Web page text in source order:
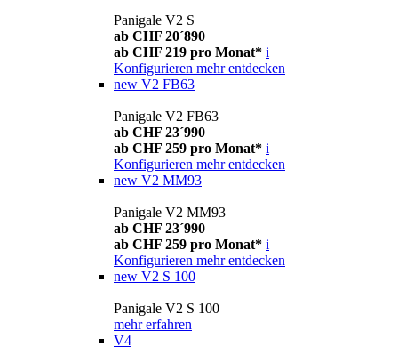
Panigale V2 S
ab CHF 20´890
ab CHF 219 pro Monat* i
Konfigurieren mehr entdecken
new V2 FB63
Panigale V2 FB63
ab CHF 23´990
ab CHF 259 pro Monat* i
Konfigurieren mehr entdecken
new V2 MM93
Panigale V2 MM93
ab CHF 23´990
ab CHF 259 pro Monat* i
Konfigurieren mehr entdecken
new V2 S 100
Panigale V2 S 100
mehr erfahren
V4